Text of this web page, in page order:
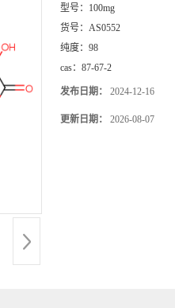
型号： 100mg
货号： AS0552
纯度： 98
cas： 87-67-2
发布日期： 2024-12-16
更新日期： 2026-08-07